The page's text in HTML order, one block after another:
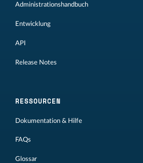
Administrationshandbuch
Entwicklung
API
Release Notes
RESSOURCEN
Dokumentation & Hilfe
FAQs
Glossar